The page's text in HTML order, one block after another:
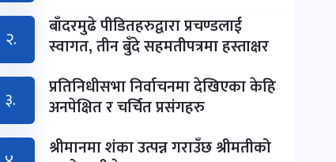
२.
बाँदरमुढे पीडितहरुद्वारा प्रचण्डलाई
स्वागत, तीन बुँदे सहमतीपत्रमा हस्ताक्षर
३.
प्रतिनिधीसभा निर्वाचनमा देखिएका केहि
अनपेक्षित र चर्चित प्रसंगहरु
श्रीमानमा शंका उत्पन्न गराउँछ श्रीमतीको